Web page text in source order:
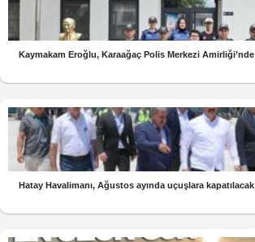
Kaymakam Eroğlu, Karaağaç Polis Merkezi Amirliği’nde
Hatay Havalimanı, Ağustos ayında uçuşlara kapatılacak